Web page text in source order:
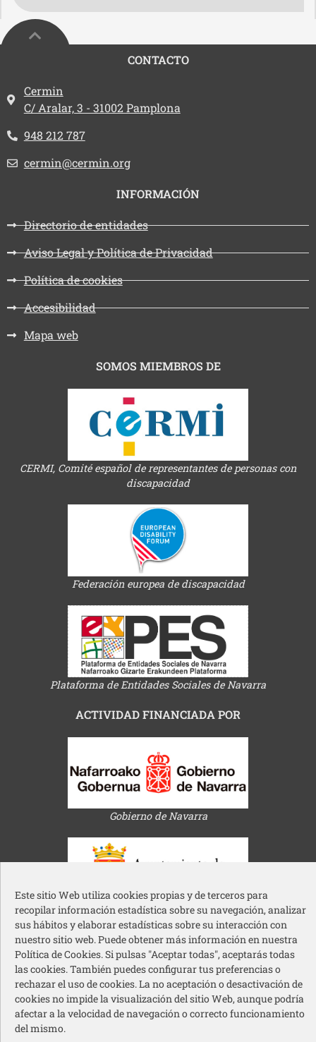
Este sitio Web utiliza cookies propias y de terceros para
recopilar información estadística sobre su navegación, analizar
sus hábitos y elaborar estadísticas sobre su interacción con
nuestro sitio web. Puede obtener más información en nuestra
Política de Cookies. Si pulsas "Aceptar todas", aceptarás todas
las cookies. También puedes configurar tus preferencias o
rechazar el uso de cookies. La no aceptación o desactivación de
cookies no impide la visualización del sitio Web, aunque podría
afectar a la velocidad de navegación o correcto funcionamiento
del mismo.
CONTACTO
Dirección:
Cermin
C/ Aralar, 3 - 31002 Pamplona
Teléfono:
948 212 787
Email:
cermin@cermin.org
INFORMACIÓN
Directorio de entidades
Aviso Legal y Política de Privacidad
Política de cookies
Accesibilidad
Mapa web
SOMOS MIEMBROS DE
CERMI, Comité español de representantes de personas con
discapacidad
Federación europea de discapacidad
Plataforma de Entidades Sociales de Navarra
ACTIVIDAD FINANCIADA POR
Gobierno de Navarra
Ayuntamiento de Pamplona
Acción Social Caja Rural de Navarra